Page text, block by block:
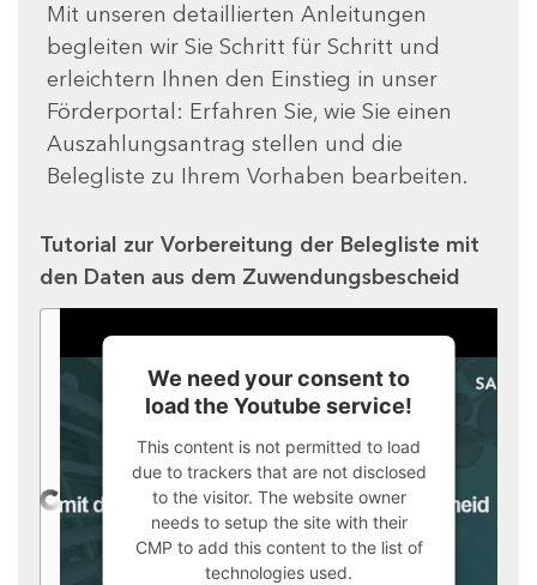
Mit unseren detaillierten Anleitungen
begleiten wir Sie Schritt für Schritt und
erleichtern Ihnen den Einstieg in unser
Förderportal: Erfahren Sie, wie Sie einen
Auszahlungsantrag stellen und die
Belegliste zu Ihrem Vorhaben bearbeiten.
Tutorial zur Vorbereitung der Belegliste mit
den Daten aus dem Zuwendungsbescheid
We need your consent to
load the Youtube service!
This content is not permitted to load
due to trackers that are not disclosed
to the visitor. The website owner
needs to setup the site with their
CMP to add this content to the list of
technologies used.